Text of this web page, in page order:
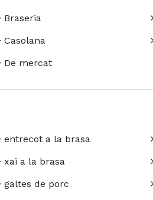
Braseria
Casolana
De mercat
entrecot a la brasa
xai a la brasa
galtes de porc